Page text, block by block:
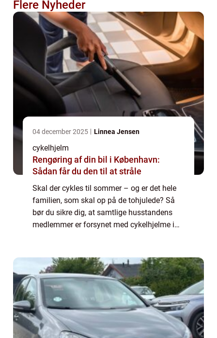
Flere Nyheder
04 december 2025 Linnea Jensen
cykelhjelm
Rengøring af din bil i København:
Sådan får du den til at stråle
Skal der cykles til sommer – og er det hele
familien, som skal op på de tohjulede? Så
bør du sikre dig, at samtlige husstandens
medlemmer er forsynet med cykelhjelme i